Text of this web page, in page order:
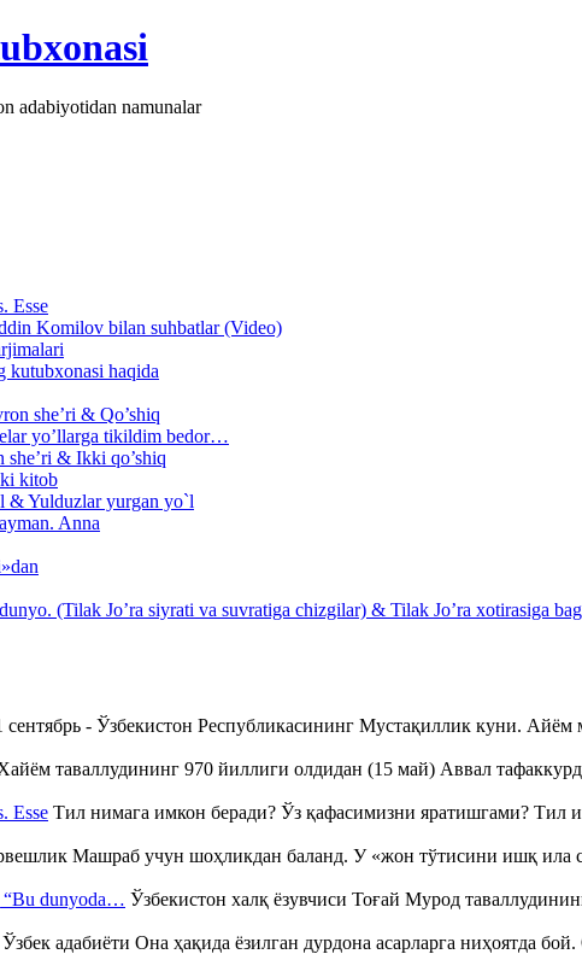
adabiyotidan namunalar
Esse
Komilov bilan suhbatlar (Video)
haqida
she’ri & Qo’shiq
yo’llarga tikildim bedor…
& Ikki qo’shiq
kitob
& Yulduzlar yurgan yo`l
Anna
(Tilak Jo’ra siyrati va suvratiga chizgilar) & Tilak Jo’ra xotirasiga
сентябрь - Ўзбекистон Республикасининг Мустақиллик куни.
таваллудининг 970 йиллиги олдидан (15 май) Аввал
Esse Тил нимага имкон беради? Ўз қафасимизни яратишгами?
Машраб учун шоҳликдан баланд. У «жон тўтисини ишқ ила
“Bu dunyoda… Ўзбекистон халқ ёзувчиси Тоғай Мурод
адабиёти Она ҳақида ёзилган дурдона асарларга ниҳоятда